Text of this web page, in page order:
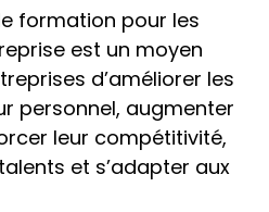
formation pour les
est un moyen
d’améliorer les
personnel, augmenter
leur compétitivité,
et s’adapter aux